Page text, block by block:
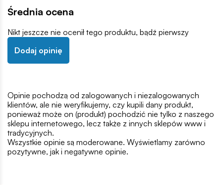
Średnia ocena
Nikt jeszcze nie ocenił tego produktu, bądź pierwszy
Dodaj opinię
Opinie pochodzą od zalogowanych i niezalogowanych
klientów, ale nie weryfikujemy, czy kupili dany produkt,
ponieważ może on (produkt) pochodzić nie tylko z naszego
sklepu internetowego, lecz także z innych sklepów www i
tradycyjnych.
Wszystkie opinie są moderowane. Wyświetlamy zarówno
pozytywne, jak i negatywne opinie.